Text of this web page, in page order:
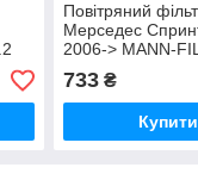
Повітряний
Мерседес
2006-> MANN-
(Німеччина)
733₴
Купити